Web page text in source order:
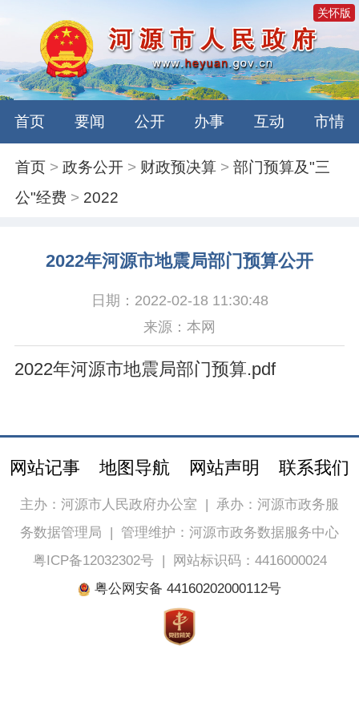
关怀版
首页 要闻 公开 办事 互动 市情
首页 >政务公开 > 财政预决算 >部门预算及"三
公"经费 > 2022
2022年河源市地震局部门预算公开
日期：2022-02-18 11:30:48
来源：本网
2022年河源市地震局部门预算.pdf
网站记事 地图导航 网站声明 联系我们
主办：河源市人民政府办公室 | 承办：河源市政务服
务数据管理局 | 管理维护：河源市政务数据服务中心
粤ICP备12032302号|
网站标识码：4416000024
粤公网安备 44160202000112号